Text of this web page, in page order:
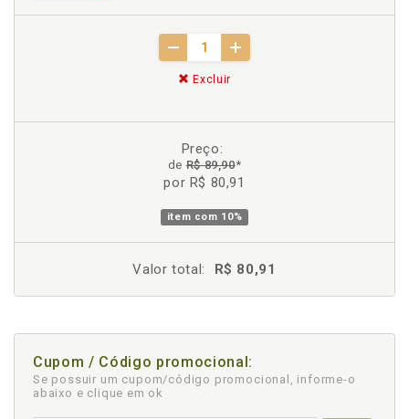
Excluir
Preço:
deR$ 89,90*
por R$ 80,91
item com 10%
Valor total: R$ 80,91
Cupom / Código promocional:
Se possuir um cupom/código promocional, informe-o
abaixo e clique em ok